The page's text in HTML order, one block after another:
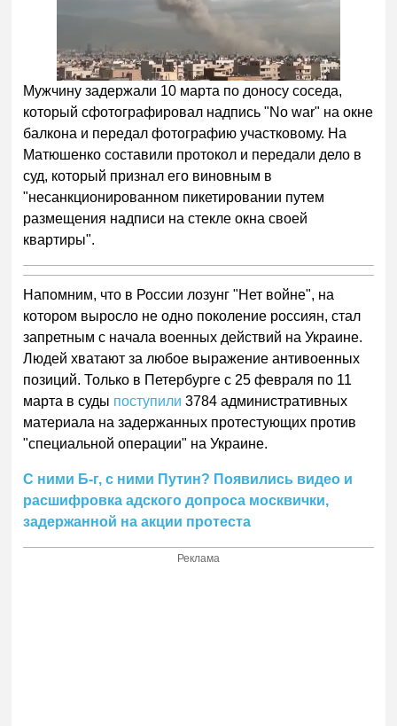
Мужчину задержали 10 марта по доносу соседа,
который сфотографировал надпись "No war" на окне
балкона и передал фотографию участковому. На
Матюшенко составили протокол и передали дело в
суд, который признал его виновным в
"несанкционированном пикетировании путем
размещения надписи на стекле окна своей
квартиры".
Напомним, что в России лозунг "Нет войне", на
котором выросло не одно поколение россиян, стал
запретным с начала военных действий на Украине.
Людей хватают за любое выражение антивоенных
позиций. Только в Петербурге с 25 февраля по 11
марта в суды поступили 3784 административных
материала на задержанных протестующих против
"специальной операции" на Украине.
С ними Б-г, с ними Путин? Появились видео и
расшифровка адского допроса москвички,
задержанной на акции протеста
Реклама